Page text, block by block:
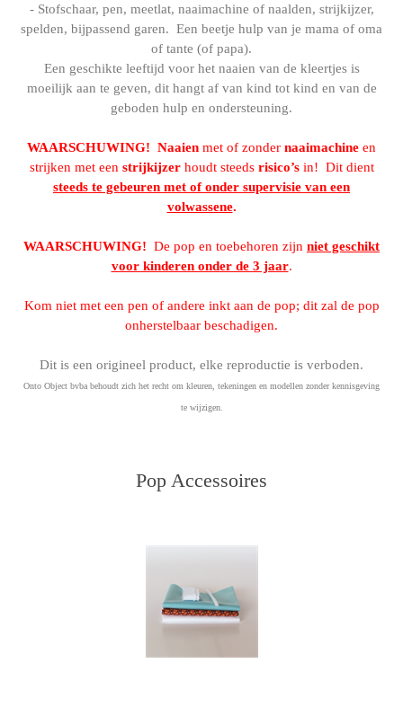
- Stofschaar, pen, meetlat, naaimachine of naalden, strijkijzer,
spelden, bijpassend garen. Een beetje hulp van je mama of oma
of tante (of papa).
Een geschikte leeftijd voor het naaien van de kleertjes is
moeilijk aan te geven, dit hangt af van kind tot kind en van de
geboden hulp en ondersteuning.
WAARSCHUWING! Naaien met of zonder naaimachine en
strijken met een strijkijzerhoudt steeds risico’sin! Dit dient
steeds te gebeuren met of onder supervisie van een
volwassene.
WAARSCHUWING! De pop en toebehoren zijn niet geschikt
voor kinderen onder de 3 jaar.
Kom niet met een pen of andere inkt aan de pop; dit zal de pop
onherstelbaar beschadigen.
Dit is een origineel product, elke reproductie is verboden.
Onto Object bvba behoudt zich het recht om kleuren, tekeningen en modellen zonder kennisgeving
te wijzigen.
Pop Accessoires